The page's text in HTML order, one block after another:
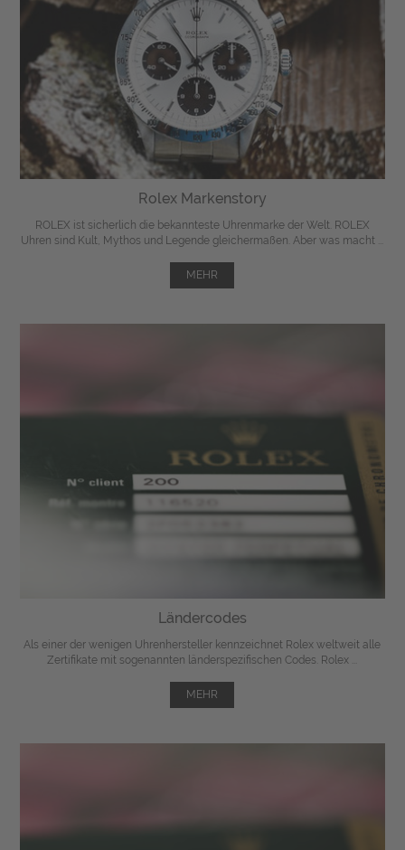
Rolex Markenstory
ROLEX ist sicherlich die bekannteste Uhrenmarke der Welt. ROLEX
Uhren sind Kult, Mythos und Legende gleichermaßen. Aber was macht ...
MEHR
Ländercodes
Als einer der wenigen Uhrenhersteller kennzeichnet Rolex weltweit alle
Zertifikate mit sogenannten länderspezifischen Codes. Rolex ...
MEHR